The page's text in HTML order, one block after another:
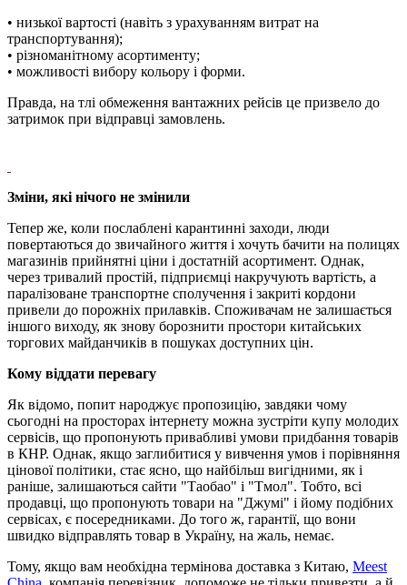
• низької вартості (навіть з урахуванням витрат на
транспортування);
• різноманітному асортименту;
• можливості вибору кольору і форми.
Правда, на тлі обмеження вантажних рейсів це призвело до
затримок при відправці замовлень.
Зміни, які нічого не змінили
Тепер же, коли послаблені карантинні заходи, люди
повертаються до звичайного життя і хочуть бачити на полицях
магазинів прийнятні ціни і достатній асортимент. Однак,
через тривалий простій, підприємці накручують вартість, а
паралізоване транспортне сполучення і закриті кордони
привели до порожніх прилавків. Споживачам не залишається
іншого виходу, як знову борознити простори китайських
торгових майданчиків в пошуках доступних цін.
Кому віддати перевагу
Як відомо, попит народжує пропозицію, завдяки чому
сьогодні на просторах інтернету можна зустріти купу молодих
сервісів, що пропонують привабливі умови придбання товарів
в КНР. Однак, якщо заглибитися у вивчення умов і порівняння
цінової політики, стає ясно, що найбільш вигідними, як і
раніше, залишаються сайти "Таобао" і "Тмол". Тобто, всі
продавці, що пропонують товари на "Джумі" і йому подібних
сервісах, є посередниками. До того ж, гарантії, що вони
швидко відправлять товар в Україну, на жаль, немає.
Тому, якщо вам необхідна термінова доставка з Китаю, Meest